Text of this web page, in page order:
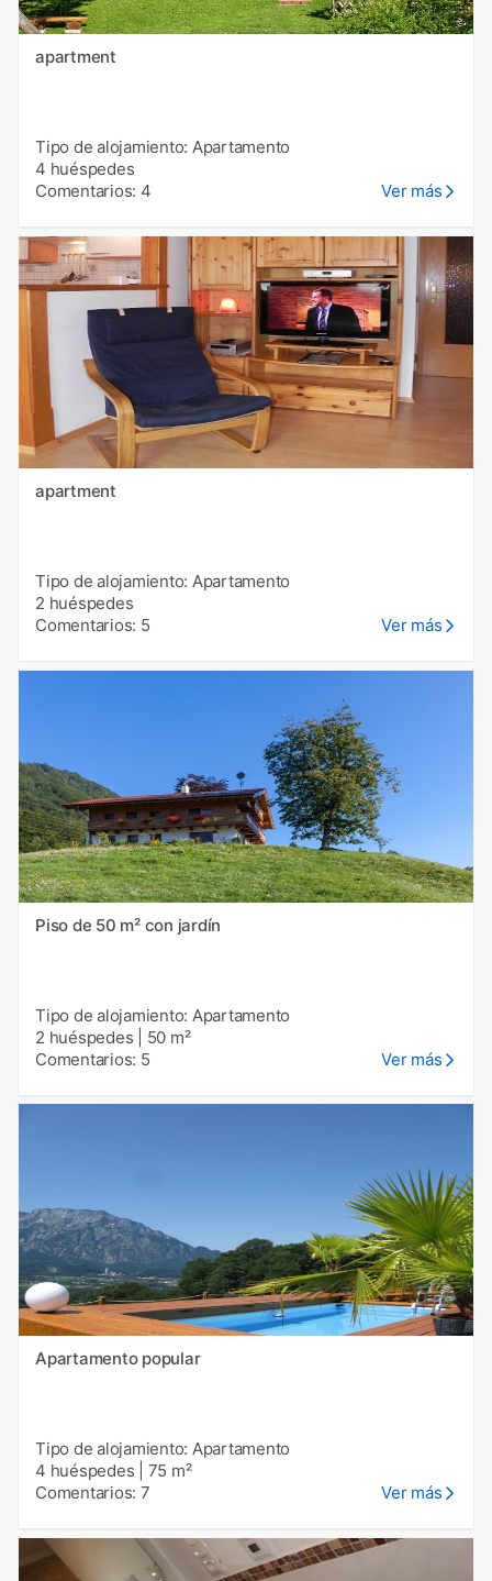
apartment
Tipo de alojamiento: Apartamento
4 huéspedes
Comentarios: 4
Ver más
apartment
Tipo de alojamiento: Apartamento
2 huéspedes
Comentarios: 5
Ver más
Piso de 50 m² con jardín
Tipo de alojamiento: Apartamento
2 huéspedes
50 m²
Comentarios: 5
Ver más
Apartamento popular
Tipo de alojamiento: Apartamento
4 huéspedes
75 m²
Comentarios: 7
Ver más